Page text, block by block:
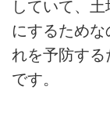
していて、
にするため
れを予防する
です。